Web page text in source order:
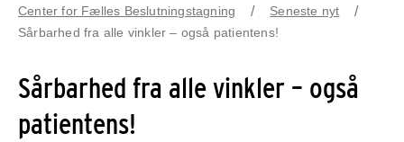
Center for Fælles Beslutningstagning
Seneste nyt
Sårbarhed fra alle vinkler – også patientens!
Sårbarhed fra alle vinkler – også
patientens!